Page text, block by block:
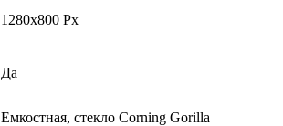
1280х800 Px
Да
Емкостная, стекло Corning Gorilla